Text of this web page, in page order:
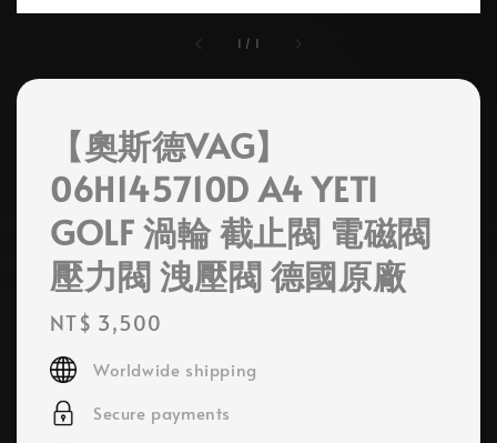
1 / 1
【奧斯德VAG】
06H145710D A4 YETI
GOLF 渦輪 截止閥 電磁閥
壓力閥 洩壓閥 德國原廠
Regular
price
NT$ 3,500
Worldwide shipping
Secure payments